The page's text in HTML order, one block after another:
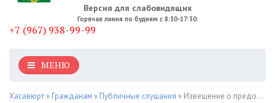
Версия для слабовидящих
Горячая линия по будням с 8:30-17:30:
+7 (967) 938-99-99
МЕНЮ
Хасавюрт » Гражданам » Публичные слушания » Извещение о предоставлении земельного участка. Ул. Ш.Умаханова, №30а